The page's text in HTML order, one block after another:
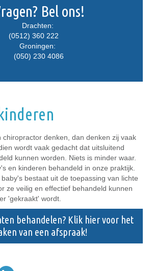
Bel ons!
Drachten:
(0512) 360 222
Groningen:
(050) 230 4086
chiropractor denken, dan denken zij vaak
wordt vaak gedacht dat uitsluitend
kunnen worden. Niets is minder waar.
en kinderen behandeld in onze praktijk.
bestaat uit de toepassing van lichte
ze veilig en effectief behandeld kunnen
'gekraakt' wordt.
behandelen? Klik hier voor het
van een afspraak!